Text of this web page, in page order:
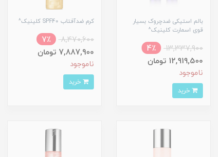
بالم استیکی ضدچروک بسیار
قوی اسمارت کلینیک^
13,337,900
4٪
12,919,500 تومان
ناموجود
کرم ضدآفتاب SPF40 کلینیک^
8,470,600
7٪
7,887,900 تومان
ناموجود